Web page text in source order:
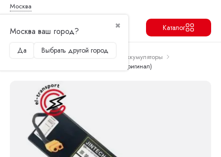
Москва
✖
Москва ваш город?
Да Выбрать другой город
Каталог
Главная Запчасти и аксессуары
Аккумуляторы
Аккумулятор для Xiaomi M365/pro (не оригинал)
Продолжить Перейти в корзину